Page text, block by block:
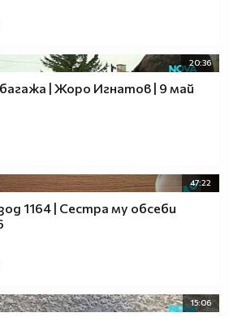
20:36
| Жоро Игнатов | 9 май
47:22
1164 | Сестра му обсеби
15:06